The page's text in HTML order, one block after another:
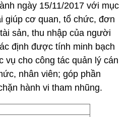
ngày 15/11/2017 với mục
giúp cơ quan, tổ chức, đơn
sản, thu nhập của người
định được tính minh bạch
vụ cho công tác quản lý cán
nhân viên; góp phần
hành vi tham nhũng.